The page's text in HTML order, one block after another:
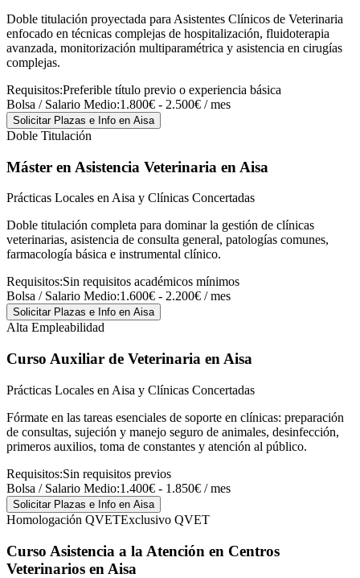
Doble titulación proyectada para Asistentes Clínicos de Veterinaria
enfocado en técnicas complejas de hospitalización, fluidoterapia
avanzada, monitorización multiparamétrica y asistencia en cirugías
complejas.
Requisitos:Preferible título previo o experiencia básica
Bolsa / Salario Medio:1.800€ - 2.500€ / mes
Solicitar Plazas e Info en Aisa
Doble Titulación
Máster en Asistencia Veterinaria en Aisa
Prácticas Locales en Aisa y Clínicas Concertadas
Doble titulación completa para dominar la gestión de clínicas
veterinarias, asistencia de consulta general, patologías comunes,
farmacología básica e instrumental clínico.
Requisitos:Sin requisitos académicos mínimos
Bolsa / Salario Medio:1.600€ - 2.200€ / mes
Solicitar Plazas e Info en Aisa
Alta Empleabilidad
Curso Auxiliar de Veterinaria en Aisa
Prácticas Locales en Aisa y Clínicas Concertadas
Fórmate en las tareas esenciales de soporte en clínicas: preparación
de consultas, sujeción y manejo seguro de animales, desinfección,
primeros auxilios, toma de constantes y atención al público.
Requisitos:Sin requisitos previos
Bolsa / Salario Medio:1.400€ - 1.850€ / mes
Solicitar Plazas e Info en Aisa
Homologación QVETExclusivo QVET
Curso Asistencia a la Atención en Centros
Veterinarios en Aisa